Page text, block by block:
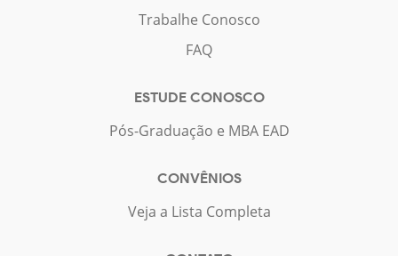
Trabalhe Conosco
FAQ
ESTUDE CONOSCO
Pós-Graduação e MBA EAD
CONVÊNIOS
Veja a Lista Completa